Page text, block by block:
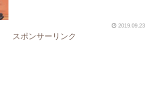
2019.09.23
スポンサーリンク